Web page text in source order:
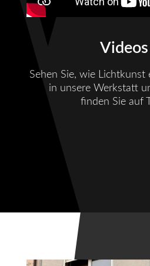
Sehen Sie, wie
in unsere Werkstatt
finden Sie auf